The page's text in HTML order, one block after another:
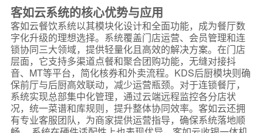
客如云系统的核心优势与应用
客如云餐饮系统以其模块化设计和全面功能，成为餐厅数
字化升级的理想选择。系统覆盖门店运营、会员管理和连
锁协同三大领域，提供轻量化且高效的解决方案。在门店
层面，它支持多渠道点餐和聚合团购功能，无缝对接抖
音、MT等平台，简化核券和外卖流程。KDS后厨模块则确
保前厅与后厨高效联动，减少运营瓶颈。对于连锁餐厅，
系统实现总部集中化管理，通过云端远程监控各分店状
况，统一菜谱和库规则，提升整体协同效率。客如云还拥
有专业客服团队，为商家提供运营指导，确保系统落地顺